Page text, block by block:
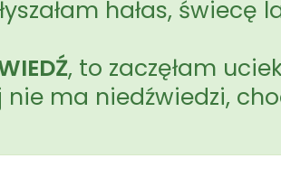
hałas, świecę
, to zaczęłam
nie ma niedźwiedzi,